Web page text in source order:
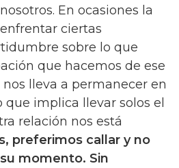
En ocasiones la
ciertas
sobre lo que
que hacemos de ese
lleva a permanecer en
que implica llevar solos el
relación nos está
preferimos callar y no
momento. Sin